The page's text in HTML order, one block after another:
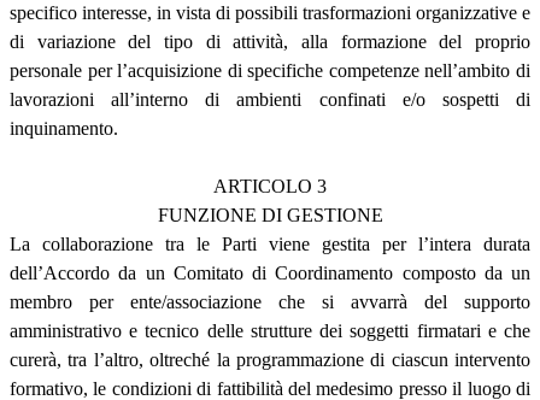
specifico interesse, in vista di possibili trasformazioni organizzative e
di variazione del tipo di attività, alla formazione del proprio
personale per l’acquisizione di specifiche competenze nell’ambito di
lavorazioni all’interno di ambienti confinati e/o sospetti di
inquinamento.
ARTICOLO 3
FUNZIONE DI GESTIONE
La collaborazione tra le Parti viene gestita per l’intera durata
dell’Accordo da un Comitato di Coordinamento composto da un
membro per ente/associazione che si avvarrà del supporto
amministrativo e tecnico delle strutture dei soggetti firmatari e che
curerà, tra l’altro, oltreché la programmazione di ciascun intervento
formativo, le condizioni di fattibilità del medesimo presso il luogo di